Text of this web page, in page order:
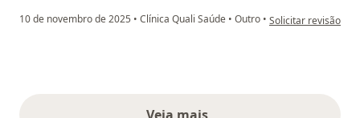
10 de novembro de 2025 • Clínica Quali Saúde • Outro • na opinião do
Solicitar revisão